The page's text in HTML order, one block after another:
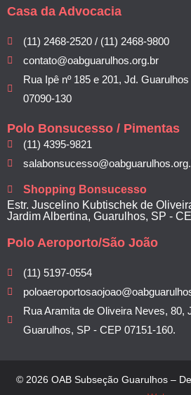
Casa da Advocacia
(11) 2468-2520 / (11) 2468-9800
contato@oabguarulhos.org.br
Rua Ipê nº 185 e 201, Jd.
07090-130
Polo Bonsucesso / Pimentas
(11) 4395-9821
Shopping Bonsucesso
Estr. Juscelino Kubtischek de
Jardim Albertina, Guarulhos, SP -
Polo Aeroporto/São João
(11) 5197-0554
Rua Aramita de Oliveira Neves, 80,
Guarulhos, SP - CEP 07151-160.
© 2026 OAB Subseção Guarulhos –